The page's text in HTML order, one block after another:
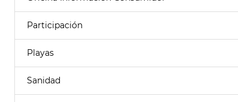
Participación
Playas
Sanidad